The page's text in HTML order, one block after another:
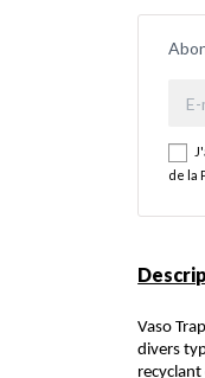
de la
Vaso
divers
recyclant